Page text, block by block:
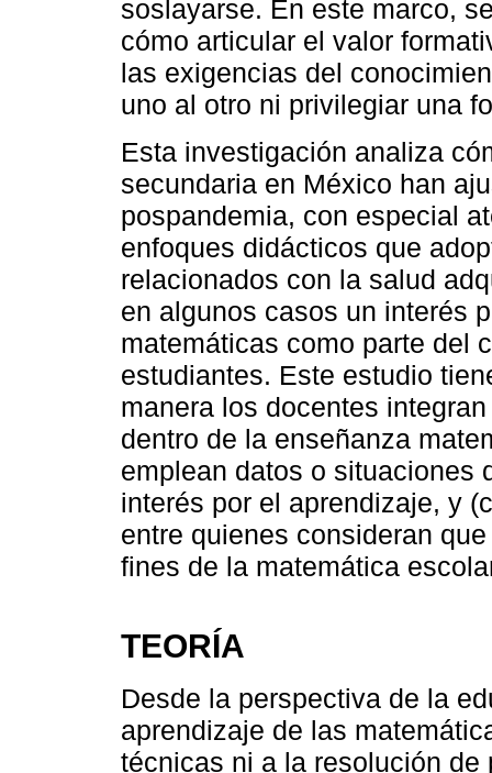
soslayarse. En este marco,
cómo articular el valor
las exigencias del
uno al otro ni privilegiar una
Esta investigación analiza
secundaria en México han
pospandemia, con especial
enfoques didácticos que
relacionados con la salud
en algunos casos un interés
matemáticas como parte del
estudiantes. Este estudio
manera los docentes
dentro de la enseñanza
emplean datos o situaciones
interés por el aprendizaje, y
entre quienes consideran
fines de la matemática
TEORÍA
Desde la perspectiva de la
aprendizaje de las
técnicas ni a la resolución